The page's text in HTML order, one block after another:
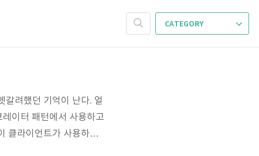
CATEGORY
갈려했던 기억이 난다. 얼
이터 패턴에서 사용하고
클라이언트가 사용하려
한다고 해서 프록시(pro